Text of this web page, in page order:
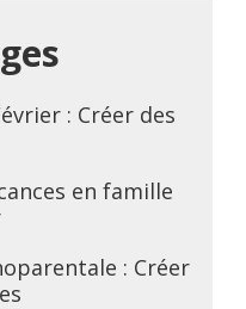
: Créer des
en famille
: Créer